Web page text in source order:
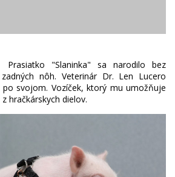
"Slaninka" sa narodilo bez
nôh. Veterinár Dr. Len Lucero
svojom. Vozíček, ktorý mu umožňuje
hračkárskych dielov.